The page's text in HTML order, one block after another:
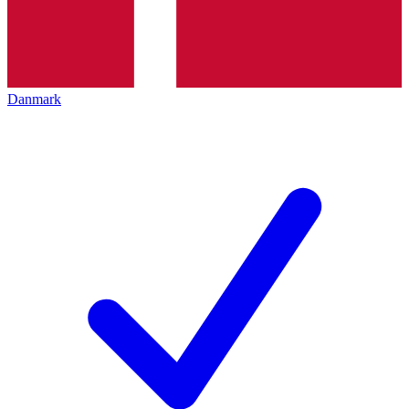
Danmark